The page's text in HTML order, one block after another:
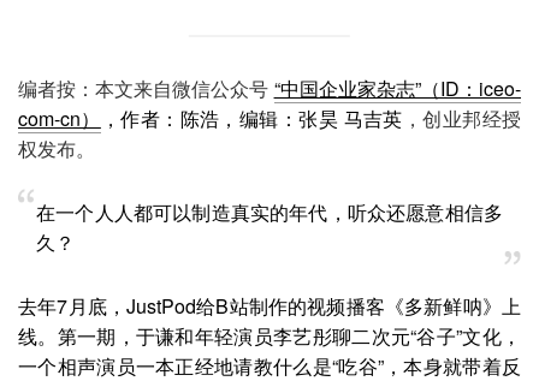
编者按：本文来自微信公众号 “中国企业家杂志”（ID：iceo-
com-cn）
，作者：陈浩，编辑：张昊 马吉英 ，创业邦经授
权发布。
在一个人人都可以制造真实的年代，听众还愿意相信多
久？
去年7月底，JustPod给B站制作的视频播客《多新鲜呐》上
线。第一期，于谦和年轻演员李艺彤聊二次元“谷子”文化，
一个相声演员一本正经地请教什么是“吃谷”，本身就带着反